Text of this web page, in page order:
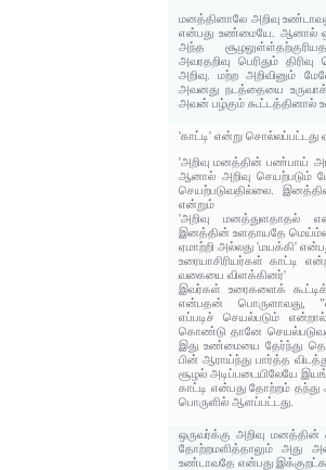
மனத்தினாலே அறிவு
என்பது உண்மையே. ஆனால்
அந்த
அவரதறிவு பெரிதும் திரிவு
அறிவு. மற்ற அறிவினும்
அவனது நடத்தையை
அவன் பழ்கும் கூட்டத்தினால்
'காட்டி' என்று சொல்லப்பட்டது
'அறிவு மனத்தின் பண்பாய்
ஆனால் அறிவு செயற்படும்
செயற்படுவதில்லை.
என்றும்
'அறிவு மனத்துளதாதல்
இனத்தின் உளதாயதே
ஏமாற்றி அல்லது 'மயக்கி'
உரையாசிரியர்கள் காட்டி
வகையை விளக்கினர்'
இவர்கள் உரைகளைக்
என்பதன் பொருளாவது,
எப்படிச் செயல்படும்
கொண்டு தானே
இது உண்மையை தேர்ந்து
பின் ஆராய்ந்து பார்த்த
சூழல் அடிப்படையிலேயே
காட்டி என்பது தோற்றம்
பொருளில் ஆளப்பட்டது.
ஒருவர்க்கு அறிவு
தோற்றமளித்தாலும் அது
உண்டாவதே என்பது